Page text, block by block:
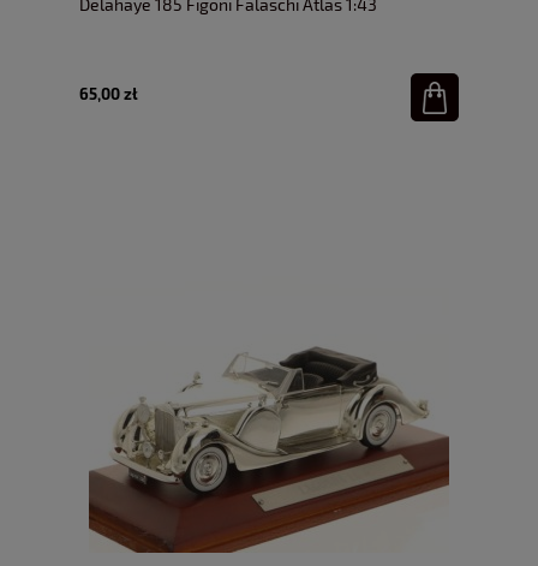
Delahaye 185 Figoni Falaschi Atlas 1:43
65,00 zł